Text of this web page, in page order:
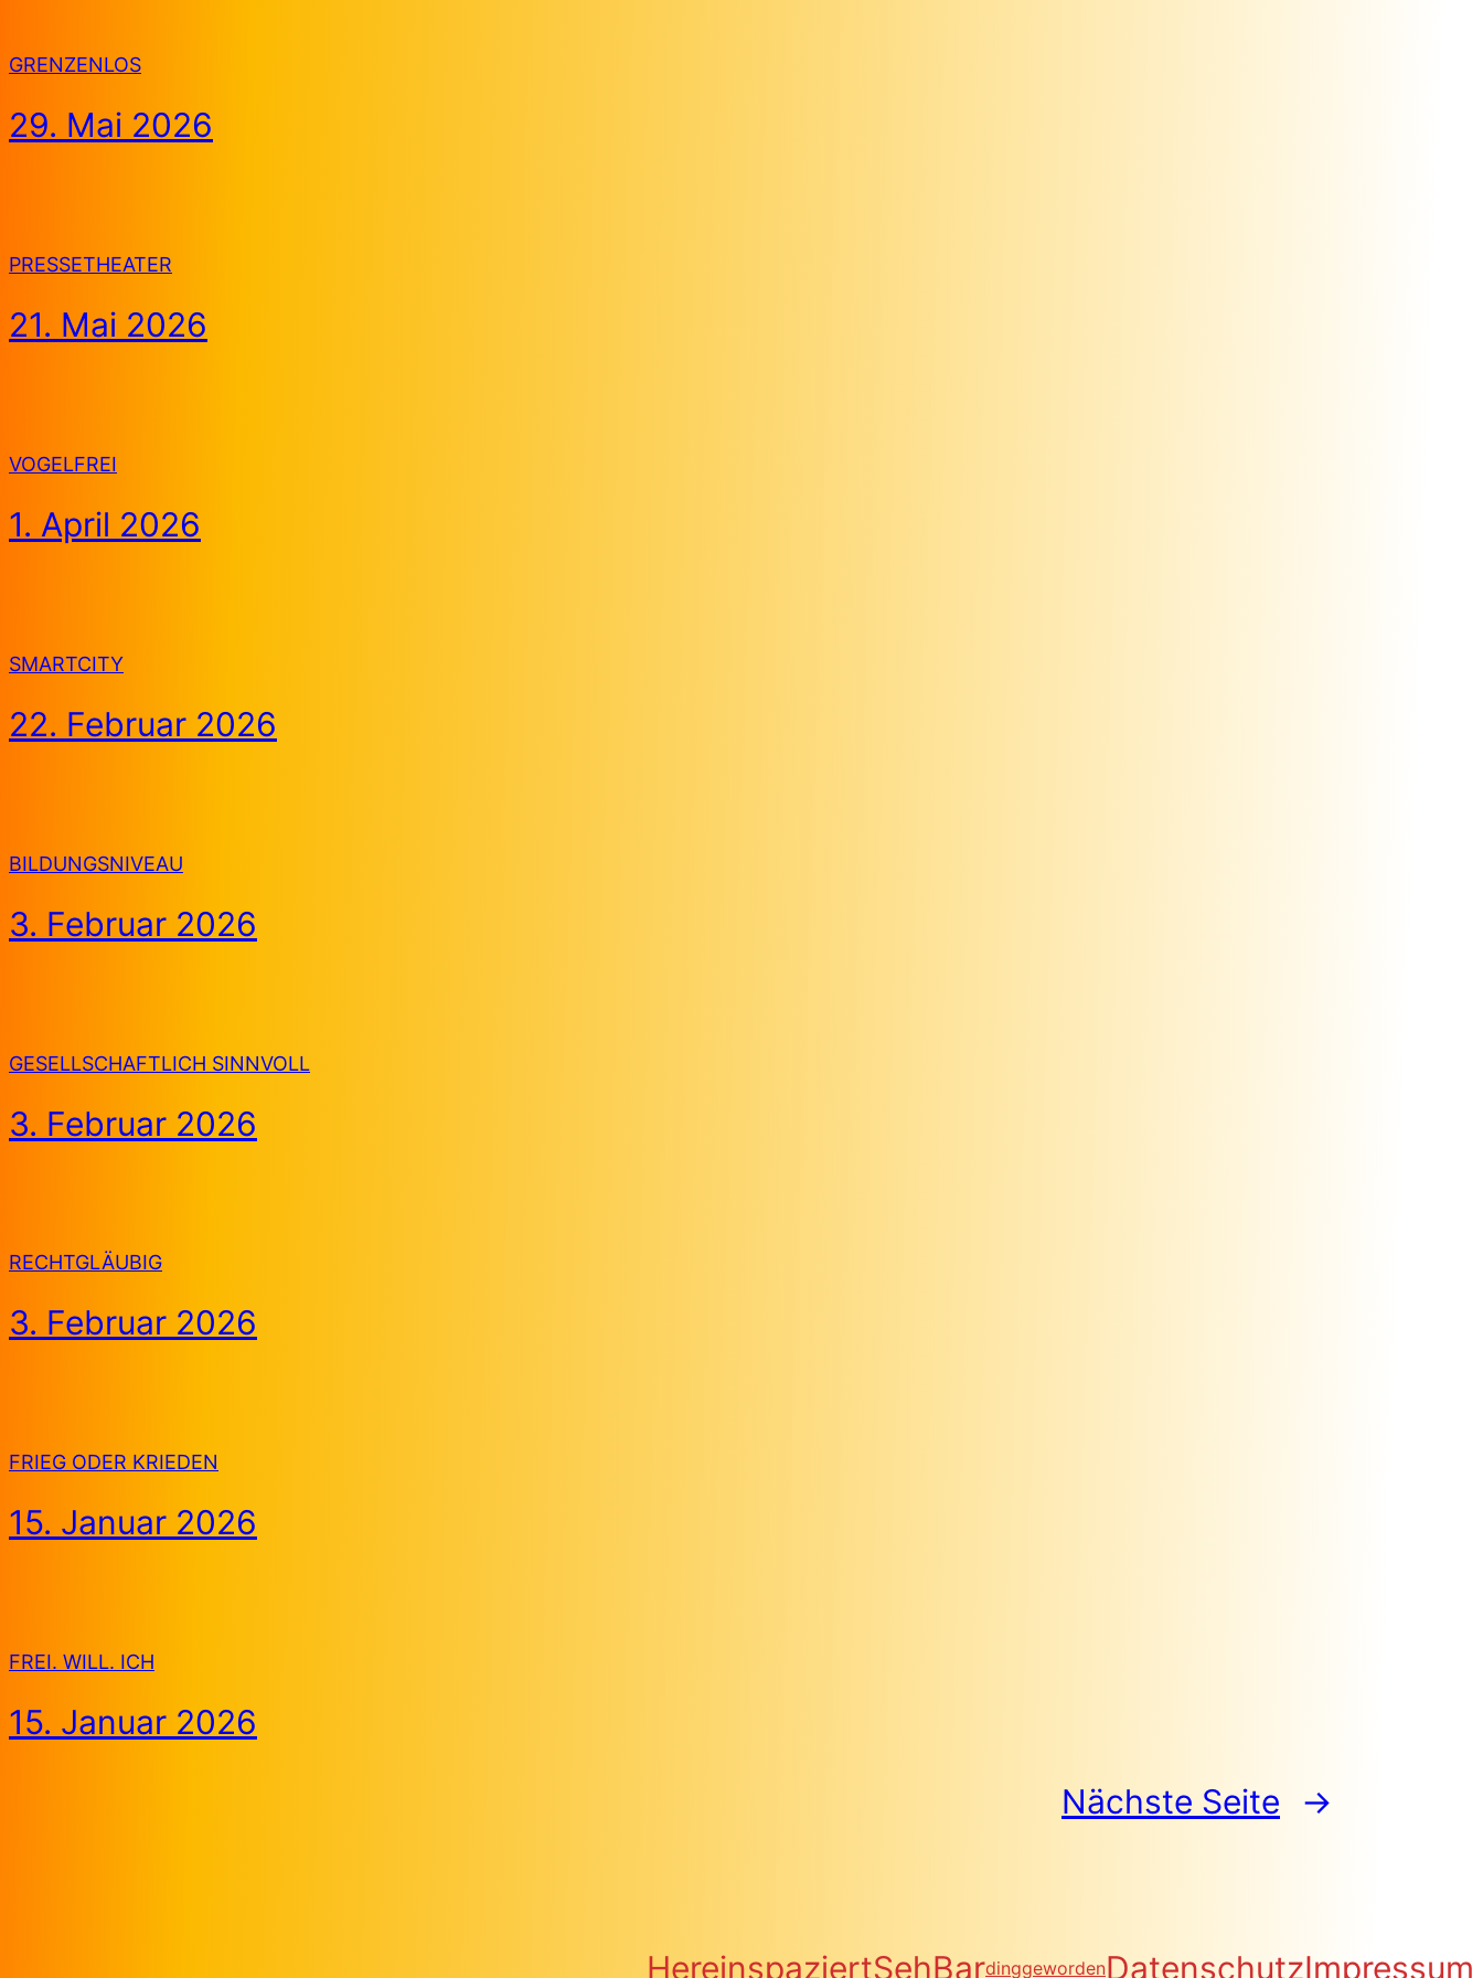
GRENZENLOS
29. Mai 2026
PRESSETHEATER
21. Mai 2026
VOGELFREI
1. April 2026
SMARTCITY
22. Februar 2026
BILDUNGSNIVEAU
3. Februar 2026
GESELLSCHAFTLICH SINNVOLL
3. Februar 2026
RECHTGLÄUBIG
3. Februar 2026
FRIEG ODER KRIEDEN
15. Januar 2026
FREI. WILL. ICH
15. Januar 2026
Nächste Seite
→
HereinspaziertSehBardinggewordenDatenschutzImpressum